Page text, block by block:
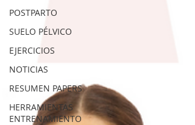
POSTPARTO
SUELO PÉLVICO
EJERCICIOS
NOTICIAS
RESUMEN PAPERS
HERRAMIENTAS
ENTRENAMIENTO